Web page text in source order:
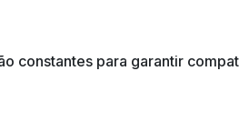
constantes para garantir